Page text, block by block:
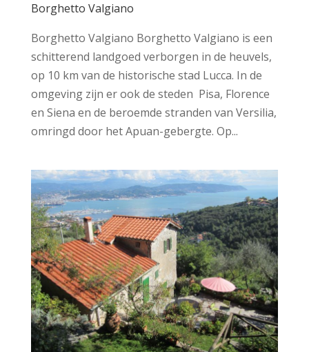
Borghetto Valgiano
Borghetto Valgiano Borghetto Valgiano is een
schitterend landgoed verborgen in de heuvels,
op 10 km van de historische stad Lucca. In de
omgeving zijn er ook de steden Pisa, Florence
en Siena en de beroemde stranden van Versilia,
omringd door het Apuan-gebergte. Op...